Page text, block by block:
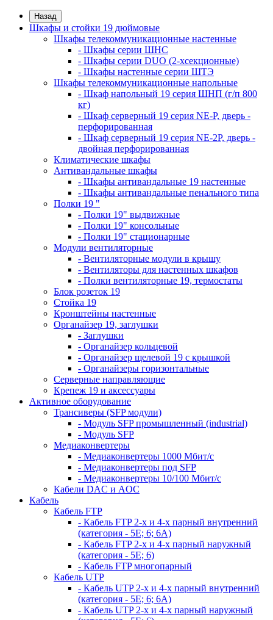
Назад
Шкафы и стойки 19 дюймовые
Шкафы телекоммуникационные настенные
- Шкафы серии ШНС
- Шкафы серии DUO (2-хсекционные)
- Шкафы настенные серии ШТЭ
Шкафы телекоммуникационные напольные
- Шкаф напольный 19 серия ШНП (г/п 800
кг)
- Шкаф серверный 19 серия NE-P, дверь -
перфорированная
- Шкаф серверный 19 серия NE-2P, дверь -
двойная перфорированная
Климатические шкафы
Антивандальные шкафы
- Шкафы антивандальные 19 настенные
- Шкафы антивандальные пенального типа
Полки 19 "
- Полки 19" выдвижные
- Полки 19" консольные
- Полки 19" стационарные
Модули вентиляторные
- Вентиляторные модули в крышу
- Вентиляторы для настенных шкафов
- Полки вентиляторные 19, термостаты
Блок розеток 19
Стойка 19
Кронштейны настенные
Органайзер 19, заглушки
- Заглушки
- Органайзер кольцевой
- Органайзер щелевой 19 с крышкой
- Органайзеры горизонтальные
Серверные направляющие
Крепеж 19 и аксессуары
Активное оборудование
Трансиверы (SFP модули)
- Модуль SFP промышленный (industrial)
- Модуль SFP
Медиаконвертеры
- Медиаконвертеры 1000 Мбит/с
- Медиаконвертеры под SFP
- Медиаконвертеры 10/100 Мбит/с
Кабели DAC и AOC
Кабель
Кабель FTP
- Кабель FTP 2-х и 4-х парный внутренний
(категория - 5Е; 6; 6А)
- Кабель FTP 2-х и 4-х парный наружный
(категория - 5Е; 6)
- Кабель FTP многопарный
Кабель UTP
- Кабель UTP 2-х и 4-х парный внутренний
(категория - 5Е; 6; 6А)
- Кабель UTP 2-х и 4-х парный наружный